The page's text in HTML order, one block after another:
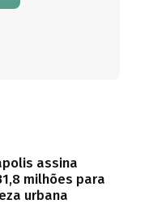
assina
milhões para
urbana